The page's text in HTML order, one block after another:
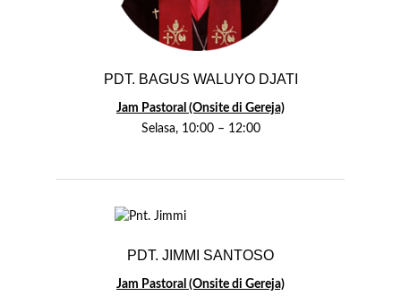
PDT. BAGUS WALUYO DJATI
Jam Pastoral (Onsite di Gereja)
Selasa, 10:00 – 12:00
PDT. JIMMI SANTOSO
Jam Pastoral (Onsite di Gereja)